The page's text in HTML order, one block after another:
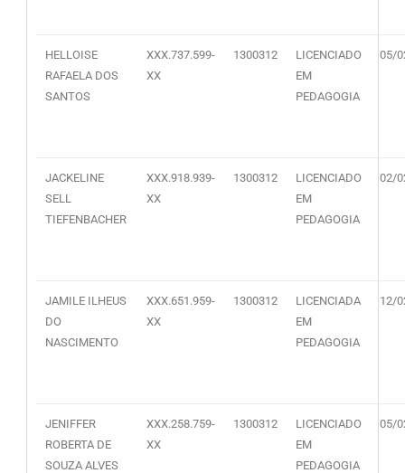
HELLOISE
RAFAELA DOS
SANTOS
XXX.737.599-
XX
1300312
LICENCIADO
EM
PEDAGOGIA
05/
JACKELINE
SELL
TIEFENBACHER
XXX.918.939-
XX
1300312
LICENCIADO
EM
PEDAGOGIA
02/
JAMILE ILHEUS
DO
NASCIMENTO
XXX.651.959-
XX
1300312
LICENCIADA
EM
PEDAGOGIA
12/
JENIFFER
ROBERTA DE
SOUZA ALVES
XXX.258.759-
XX
1300312
LICENCIADO
EM
PEDAGOGIA
05/